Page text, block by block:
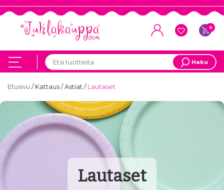
0
Haku
Etusivu /Kattaus/Astiat/Lautaset
Lautaset